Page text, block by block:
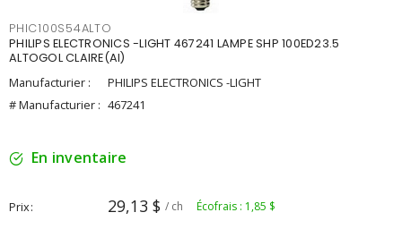
PHIC100S54ALTO
PHILIPS ELECTRONICS -LIGHT 467241 LAMPE SHP 100ED23.5
ALTOGOL CLAIRE(AI)
Manufacturier :
PHILIPS ELECTRONICS -LIGHT
# Manufacturier : 467241
En inventaire
Prix 29,13 $ / ch Écofrais : 1,85 $